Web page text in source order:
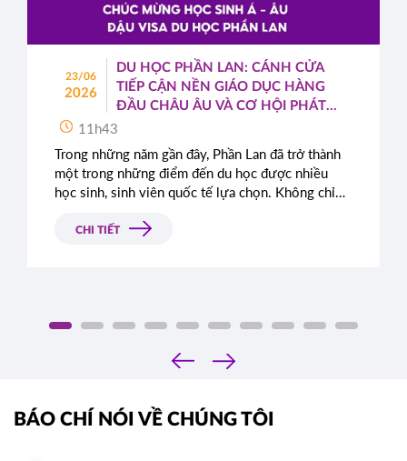
23/06
2026
DU HỌC PHẦN LAN: CÁNH CỬA
TIẾP CẬN NỀN GIÁO DỤC HÀNG
ĐẦU CHÂU ÂU VÀ CƠ HỘI PHÁT
TRIỂN TOÀN CẦU
11h43
Trong những năm gần đây, Phần Lan đã trở thành
một trong những điểm đến du học được nhiều
học sinh, sinh viên quốc tế lựa chọn. Không chỉ
quốc gia Bắc Âu này còn được đánh giá cao nhờ
CHI TIẾT
‹
›
BÁO CHÍ NÓI VỀ CHÚNG TÔI